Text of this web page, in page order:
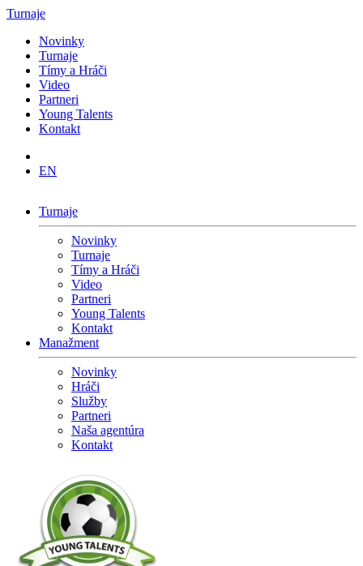
Turnaje
Novinky
Turnaje
Tímy a Hráči
Video
Partneri
Young Talents
Kontakt
EN
Turnaje
Novinky
Turnaje
Tímy a Hráči
Video
Partneri
Young Talents
Kontakt
Manažment
Novinky
Hráči
Služby
Partneri
Naša agentúra
Kontakt